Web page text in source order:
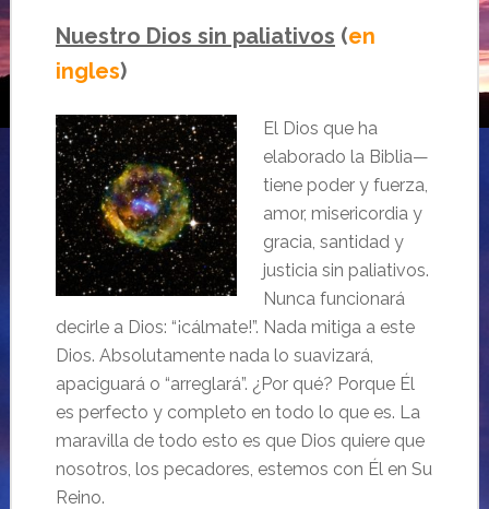
Nuestro Dios sin paliativos (en
ingles)
El Dios que ha
elaborado la Biblia—
tiene poder y fuerza,
amor, misericordia y
gracia, santidad y
justicia sin paliativos.
Nunca funcionará
decirle a Dios: “¡cálmate!”. Nada mitiga a este
Dios. Absolutamente nada lo suavizará,
apaciguará o “arreglará”. ¿Por qué? Porque Él
es perfecto y completo en todo lo que es. La
maravilla de todo esto es que Dios quiere que
nosotros, los pecadores, estemos con Él en Su
Reino.